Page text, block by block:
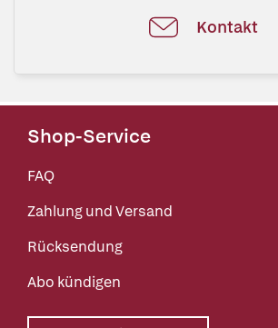
Kontakt
Shop-Service
FAQ
Zahlung und Versand
Rücksendung
Abo kündigen